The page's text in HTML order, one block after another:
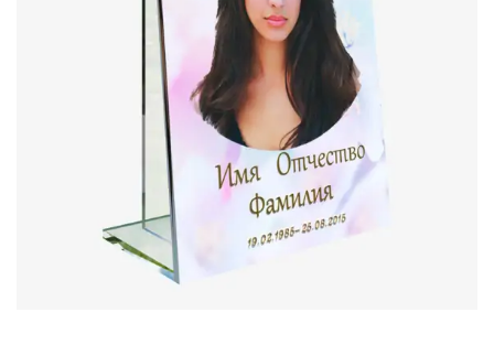
использоваться как самостоятельно, так и в сочетании с
другими элементами оформления и быть установлены на
мемориальную плиту. Это дает возможность создавать
уникальные композиции, отражающие личные
предпочтения и вкусы.
Особенности изготовления:
Мы предлагаем изготовление фотографий из стекла
различной толщины – от 8 мм. Возможно использование
как цельного стекла, так и триплекса, что повышает